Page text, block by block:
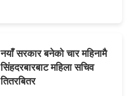
नयाँ सरकार बनेको चार महिनामै
सिंहदरबारबाट महिला सचिव
तितरबितर